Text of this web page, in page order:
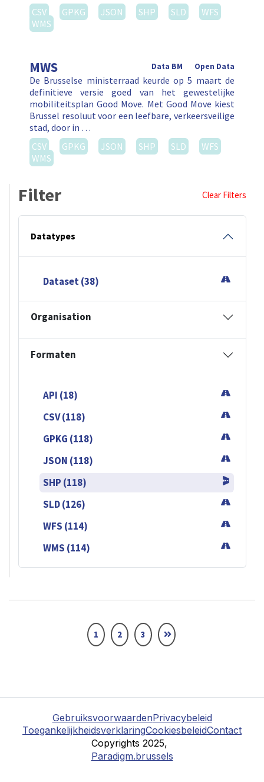
CSV
GPKG JSON SHP SLD
WFS
WMS
MWS Open Data
Data BM
De Brusselse ministerraad keurde op 5 maart de
definitieve versie goed van het gewestelijke
mobiliteitsplan Good Move. Met Good Move kiest
Brussel resoluut voor een leefbare, verkeersveilige
stad, door in …
CSV
GPKG JSON SHP SLD
WFS
WMS
Filter Clear Filters
Datatypes
Dataset (38)
Organisation
Formaten
API (18)
CSV (118)
GPKG (118)
JSON (118)
SHP (118)
SLD (126)
WFS (114)
WMS (114)
1 2 3
GebruiksvoorwaardenPrivacybeleid
ToegankelijkheidsverklaringCookiesbeleidContact
Copyrights 2025,
Paradigm.brussels